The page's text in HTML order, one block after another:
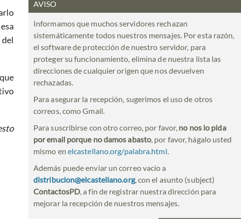
AVISO
Informamos que muchos servidores rechazan
sistemáticamente todos nuestros mensajes. Por esta razón,
el software de protección de nuestro servidor, para
proteger su funcionamiento, elimina de nuestra lista las
direcciones de cualquier origen que nos devuelven
rechazadas.
Para asegurar la recepción, sugerimos el uso de otros
correos, como Gmail.
Para suscribirse con otro correo, por favor, no nos lo pida
por email porque no damos abasto, por favor, hágalo usted
mismo en elcastellano.org/palabra.html.
Además puede enviar un correo vacío a
distribucion@elcastellano.org, con el asunto (subject)
ContactosPD, a fin de registrar nuestra dirección para
mejorar la recepción de nuestros mensajes.